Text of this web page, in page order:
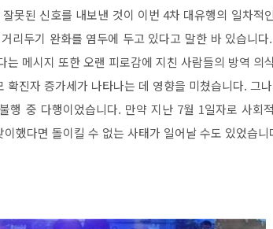
못된 신호를 내보낸 것이 이번 4차 대유행의 일차적
리두기 완화를 염두에 두고 있다고 말한 바 있습니다
메시지 또한 오랜 피로감에 지친 사람들의 방역 의
진자 증가세가 나타나는 데 영향을 미쳤습니다. 그
행 중 다행이었습니다. 만약 지난 7월 1일자로 사회
했다면 돌이킬 수 없는 사태가 일어날 수도 있었습니